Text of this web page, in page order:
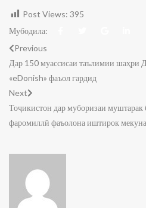
Post Views: 395
Мубодила:
Previous
Дар 150 муассисаи таълимии шаҳри
«eDonish» фаъол гардид
Next
Тоҷикистон дар муборизаи
фаромиллӣ фаъолона иштирок